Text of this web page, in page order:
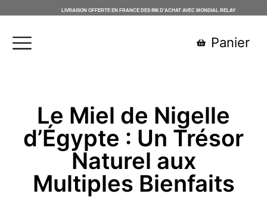
LIVRAISON OFFERTE EN FRANCE DES 89€ D’ACHAT AVEC MONDIAL RELAY
Panier
Le Miel de Nigelle
d’Égypte : Un Trésor
Naturel aux
Multiples Bienfaits